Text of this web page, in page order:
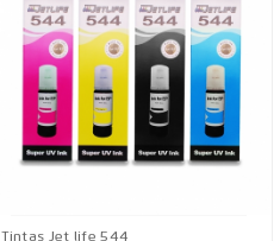
Tintas Jet life 544